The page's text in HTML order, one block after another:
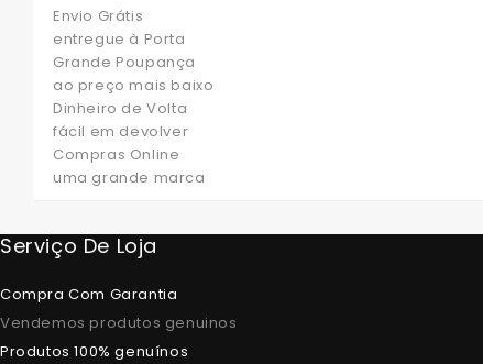
Envio Grátis
entregue à Porta
Grande Poupança
ao preço mais baixo
Dinheiro de Volta
fácil em devolver
Compras Online
uma grande marca
Serviço De Loja
Compra Com Garantia
Vendemos produtos genuinos
Produtos 100% genuínos